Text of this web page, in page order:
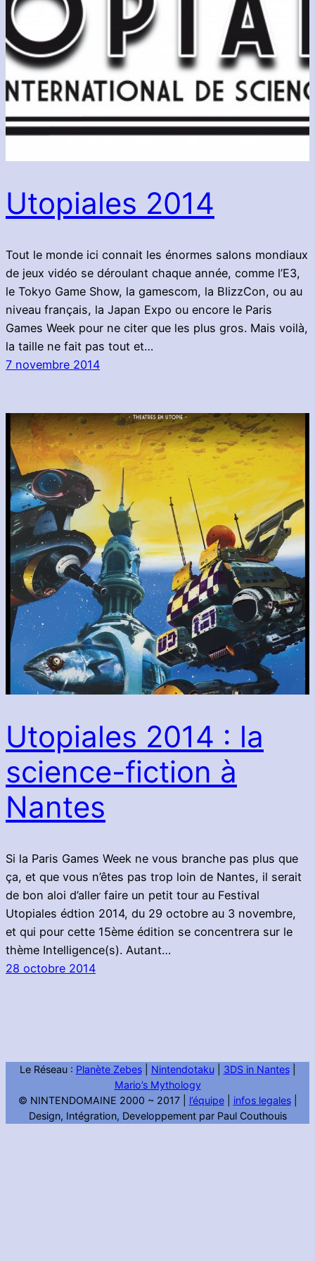
Utopiales 2014
Tout le monde ici connait les énormes salons mondiaux
de jeux vidéo se déroulant chaque année, comme l’E3,
le Tokyo Game Show, la gamescom, la BlizzCon, ou au
niveau français, la Japan Expo ou encore le Paris
Games Week pour ne citer que les plus gros. Mais voilà,
la taille ne fait pas tout et…
7 novembre 2014
Utopiales 2014 : la
science-fiction à
Nantes
Si la Paris Games Week ne vous branche pas plus que
ça, et que vous n’êtes pas trop loin de Nantes, il serait
de bon aloi d’aller faire un petit tour au Festival
Utopiales édtion 2014, du 29 octobre au 3 novembre,
et qui pour cette 15ème édition se concentrera sur le
thème Intelligence(s). Autant…
28 octobre 2014
Le Réseau : Planète Zebes| Nintendotaku| 3DS in Nantes|
Mario’s Mythology
© NINTENDOMAINE 2000 ~ 2017 | l’équipe| infos legales|
Design, Intégration, Developpement par Paul Couthouis